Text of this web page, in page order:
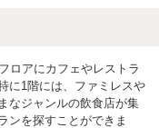
ロアにカフェやレストラ
に1階には、ファミレスや
なジャンルの飲食店が集
ンを探すことができま